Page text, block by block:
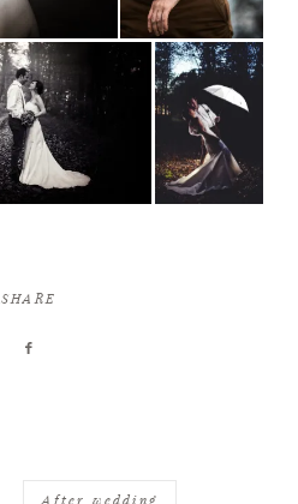
SHARE
After wedding